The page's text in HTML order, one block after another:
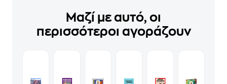
Μαζί με αυτό, οι
περισσότεροι αγοράζουν